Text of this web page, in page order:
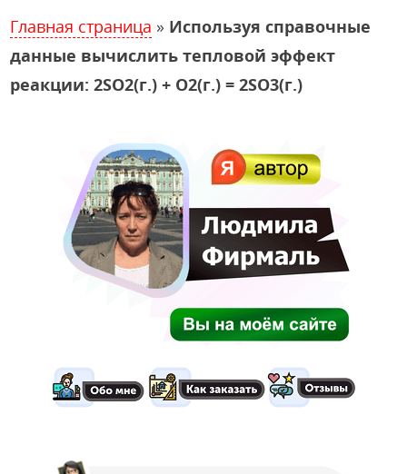
Главная страница » Используя справочные
данные вычислить тепловой эффект
реакции: 2SO2(г.) + O2(г.) = 2SO3(г.)